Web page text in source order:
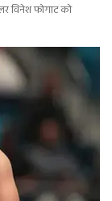
विनेश फोगाट को